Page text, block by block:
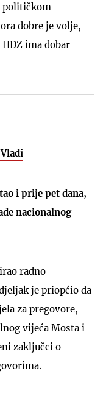
političkom
dobre je volje,
ima dobar
i prije pet dana,
nacionalnog
radno
je priopćio da
za pregovore,
vijeća Mosta i
zaključci o